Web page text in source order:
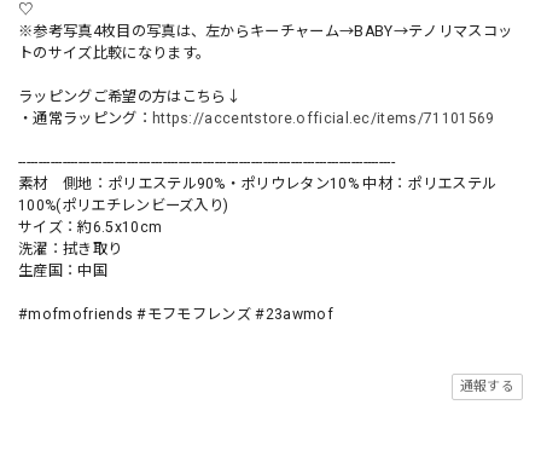
♡
※参考写真4枚目の写真は、左からキーチャーム→BABY→テノリマスコッ
トのサイズ比較になります。
ラッピングご希望の方はこちら↓
・通常ラッピング： https://accentstore.official.ec/items/71101569
----------------------------------------------------------------------------------------------
素材 側地：ポリエステル90%・ポリウレタン10% 中材：ポリエステル
100%(ポリエチレンビーズ入り)
サイズ：約6.5x10cm
洗濯：拭き取り
生産国：中国
#mofmofriends #モフモフレンズ #23awmof
通報する